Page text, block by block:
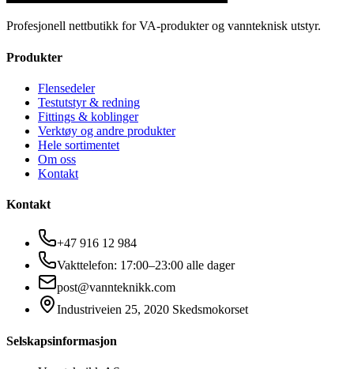
Profesjonell nettbutikk for VA-produkter og vannteknisk utstyr.
Produkter
Flensedeler
Testutstyr & redning
Fittings & koblinger
Verktøy og andre produkter
Hele sortimentet
Om oss
Kontakt
Kontakt
+47 916 12 984
Vakttelefon: 17:00–23:00 alle dager
post@vannteknikk.com
Industriveien 25, 2020 Skedsmokorset
Selskapsinformasjon